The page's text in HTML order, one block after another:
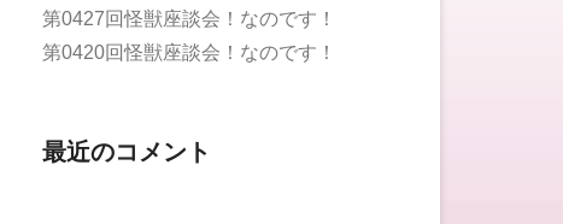
第0427回怪獣座談会！なのです！
第0420回怪獣座談会！なのです！
最近のコメント